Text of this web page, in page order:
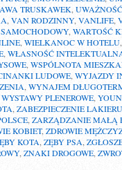
TRUSKAWEK UWAŻNOŚĆ
, VAN RODZINNY, VANLIFE
, WARTOŚĆ
WIELKANOC W HOTELU
WŁASNOŚĆ
WSPÓLNOTA
LUDOWE WYJAZDY
, WYNAJEM
WYSTAWY PLENEROWE
, ZABEZPIECZENIE LAKIERU
, ZARZĄDZANIE MAŁĄ
KOBIET, ZDROWIE
KOTA ZĘBY PSA,
, ZNAKI DROGOWE